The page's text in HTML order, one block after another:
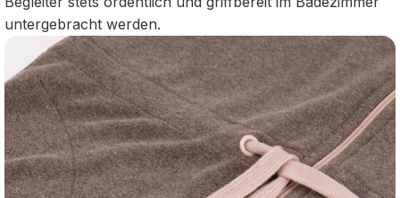
untergebracht werden.